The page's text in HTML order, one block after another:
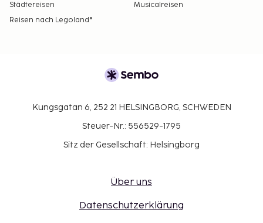
Städtereisen
Musicalreisen
Reisen nach Legoland®
Kungsgatan 6, 252 21 HELSINGBORG, SCHWEDEN
Steuer-Nr.: 556529-1795
Sitz der Gesellschaft: Helsingborg
Über uns
Datenschutzerklärung